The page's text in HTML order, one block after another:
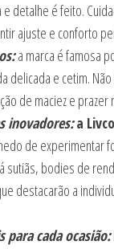
e detalhe é feito.
ajuste e conforto
a marca é famosa
delicada e cetim.
de maciez e prazer
inovadores:a
de experimentar
sutiãs, bodies de
destacarão a
para cada ocasião: